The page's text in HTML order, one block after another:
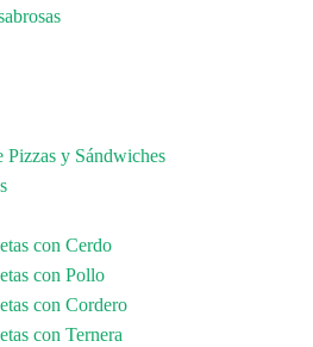
Pizzas y Sándwiches
con Cerdo
con Pollo
con Cordero
con Ternera